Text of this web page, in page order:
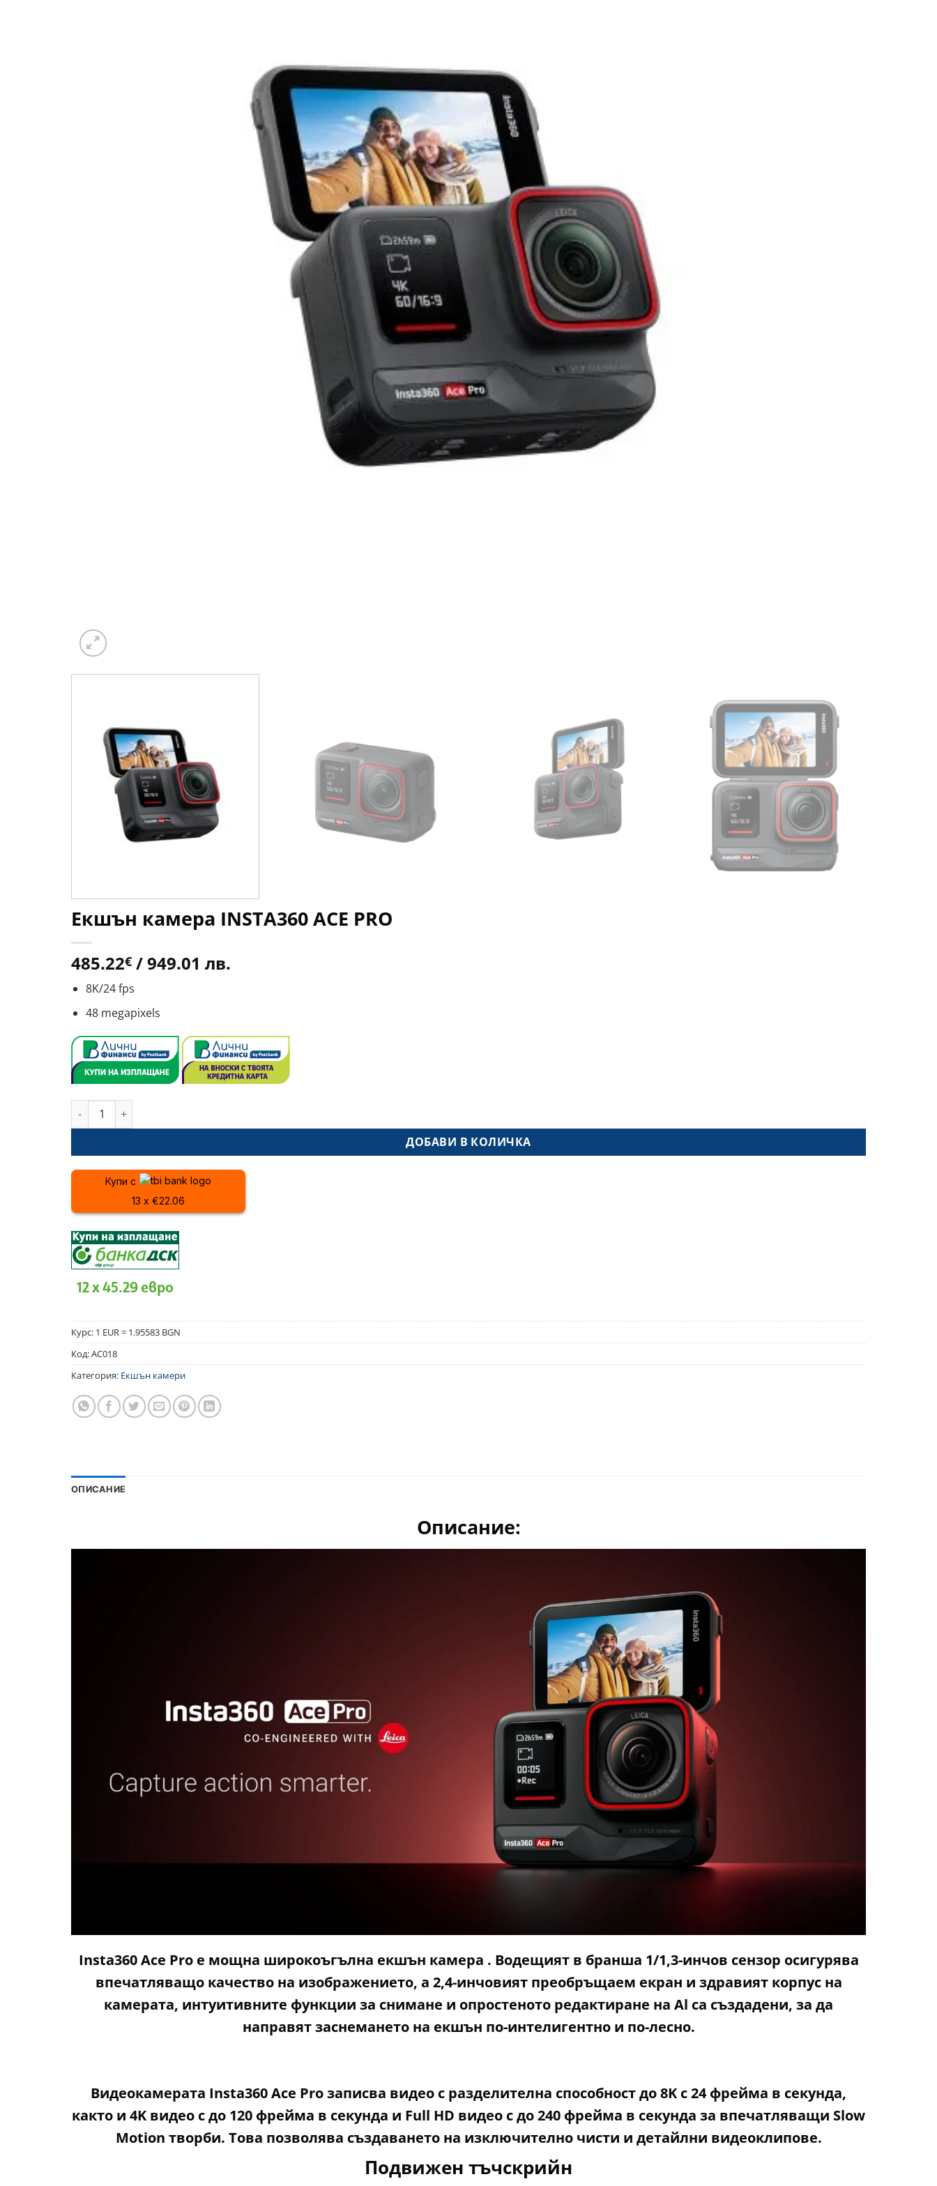
Екшън камера INSTA360 ACE PRO
485.22€ / 949.01 лв.
8K/24 fps
48 megapixels
количество за Екшън камера INSTA360 ACE PRO
ДОБАВИ В КОЛИЧКА
Купи с
13 x €22.06
12 x 45.29 евро
Курс: 1 EUR = 1.95583 BGN
Код:AC018
Категория: Екшън камери
ОПИСАНИЕ
Описание:
Insta360 Ace Pro е мощна широкоъгълна екшън камера . Водещият в бранша 1/1,3-инчов сензор осигурява
впечатляващо качество на изображението, а 2,4-инчовият преобръщаем екран и здравият корпус на
камерата, интуитивните функции за снимане и опростеното редактиране на Al са създадени, за да
направят заснемането на екшън по-интелигентно и по-лесно.
Видеокамерата Insta360 Ace Pro записва видео с разделителна способност до 8K с 24 фрейма в секунда,
както и 4K видео с до 120 фрейма в секунда и Full HD видео с до 240 фрейма в секунда за впечатляващи Slow
Motion творби. Това позволява създаването на изключително чисти и детайлни видеоклипове.
Подвижен тъчскрийн